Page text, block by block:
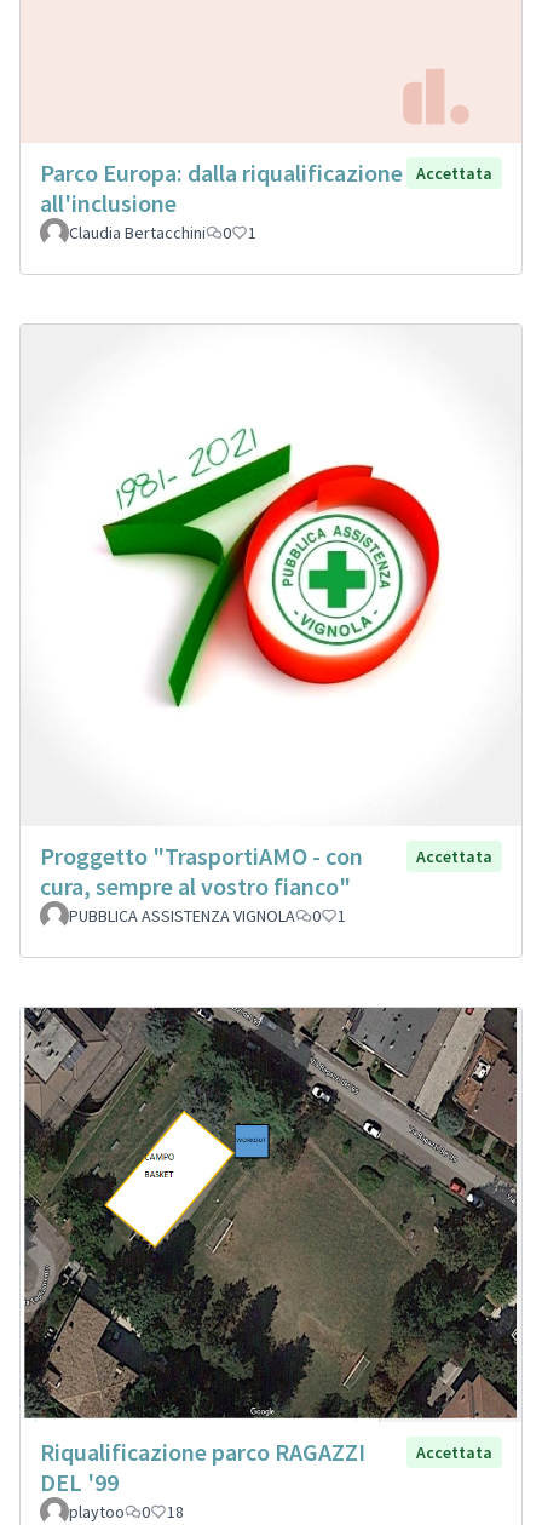
Parco Europa: dalla riqualificazione
all'inclusione
Accettata
Claudia Bertacchini 0 1
Proggetto "TrasportiAMO - con
cura, sempre al vostro fianco"
Accettata
PUBBLICA ASSISTENZA VIGNOLA 0 1
Riqualificazione parco RAGAZZI
DEL '99
Accettata
playtoo 0 18